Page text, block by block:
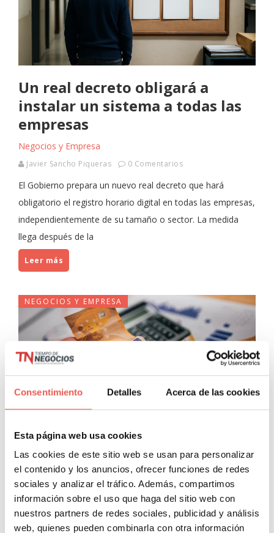
Consentimiento Detalles Acerca de las cookies
Esta página web usa cookies
Las cookies de este sitio web se usan para personalizar
el contenido y los anuncios, ofrecer funciones de redes
sociales y analizar el tráfico. Además, compartimos
información sobre el uso que haga del sitio web con
nuestros partners de redes sociales, publicidad y análisis
web, quienes pueden combinarla con otra información
Un real decreto obligará a
instalar un sistema a todas las
empresas
Negocios y Empresa
Javier Sancho Piqueras 0 Comentarios
El Gobierno prepara un nuevo real decreto que hará
obligatorio el registro horario digital en todas las empresas,
independientemente de su tamaño o sector. La medida
llega después de la
Leer más
NEGOCIOS Y EMPRESA
El papel de los incentivos
financieros en la adopción de
nuevos servicios digitales
Negocios y Empresa
Javier Sancho Piqueras 0 Comentarios